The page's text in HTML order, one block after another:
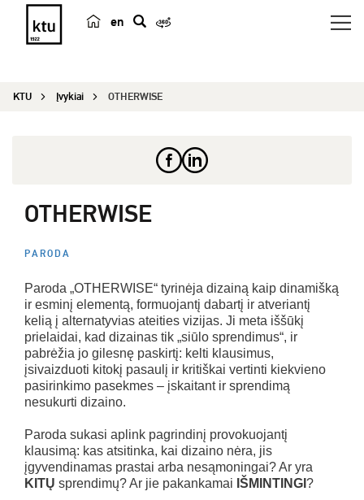
en
e
KTU Įvykiai OTHERWISE
OTHERWISE
PARODA
Paroda „OTHERWISE“ tyrinėja dizainą kaip dinamišką
ir esminį elementą, formuojantį dabartį ir atveriantį
kelią į alternatyvias ateities vizijas. Ji meta iššūkį
prielaidai, kad dizainas tik „siūlo sprendimus“, ir
pabrėžia jo gilesnę paskirtį: kelti klausimus,
įsivaizduoti kitokį pasaulį ir kritiškai vertinti kiekvieno
pasirinkimo pasekmes – įskaitant ir sprendimą
nesukurti dizaino.
Paroda sukasi aplink pagrindinį provokuojantį
klausimą: kas atsitinka, kai dizaino nėra, jis
įgyvendinamas prastai arba nesąmoningai? Ar yra
KITŲ sprendimų? Ar jie pakankamai IŠMINTINGI ?